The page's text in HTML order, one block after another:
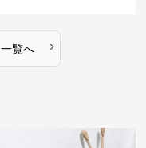
一覧へ ›